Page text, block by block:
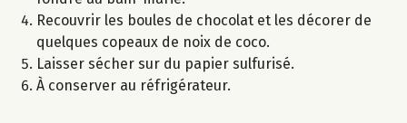
Recouvrir les boules de chocolat et les décorer de
quelques copeaux de noix de coco.
Laisser sécher sur du papier sulfurisé.
À conserver au réfrigérateur.